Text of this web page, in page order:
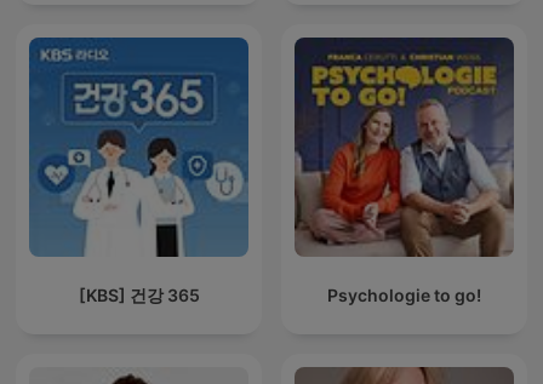
[KBS] 건강 365 Psychologie to go!